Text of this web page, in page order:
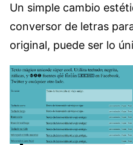
Un simple cambio
conversor de letras
original, puede ser lo